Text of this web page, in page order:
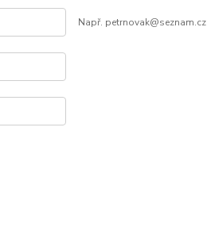
Např. petrnovak@seznam.cz